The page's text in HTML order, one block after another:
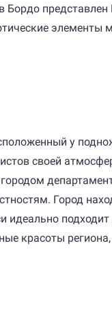
у
своей
Город
красоты